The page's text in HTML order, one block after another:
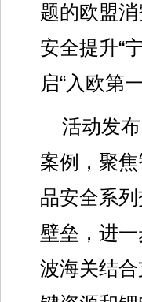
题的欧盟
安全提升“
启“入欧第
活动发
案例，聚
品安全系
壁垒，进
波海关结